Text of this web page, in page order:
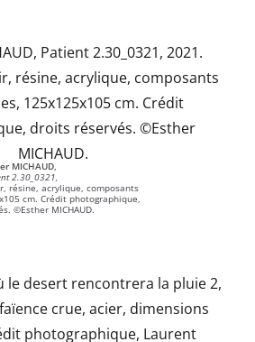
MICHAUD,
2.30_0321,
résine, acrylique, composants
cm. Crédit photographique,
©Esther MICHAUD.